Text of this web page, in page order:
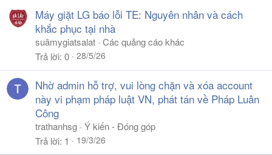
Máy giặt LG báo lỗi TE: Nguyên nhân và cách
khắc phục tại nhà
suâmygiatsalat Các quảng cáo khác
Trả lời 0 28/5/26
Nhờ admin hỗ trợ, vui lòng chặn và xóa account
này vi phạm pháp luật VN, phát tán về Pháp Luân
Công
trathanhsg Ý kiến - Đóng góp
Trả lời 1 19/3/26